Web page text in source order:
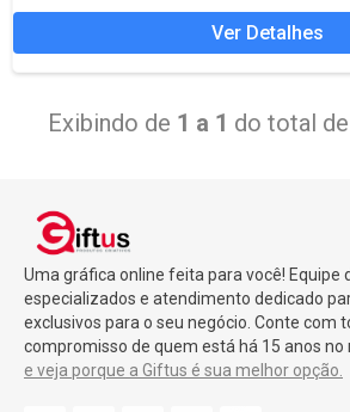
Ver Detalhes
Exibindo de 1 a 1 do total de
Uma gráfica online feita para você! Equipe
especializados e atendimento dedicado
exclusivos para o seu negócio. Conte com
compromisso de quem está há 15 anos no
e veja porque a Giftus é sua melhor opção.